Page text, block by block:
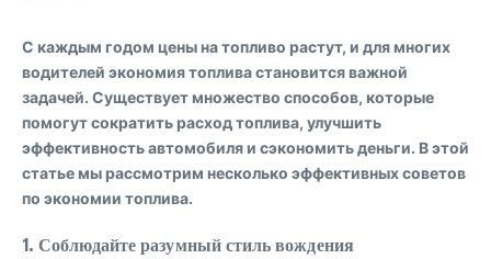
С каждым годом цены на топливо растут, и для многих
водителей экономия топлива становится важной
задачей. Существует множество способов, которые
помогут сократить расход топлива, улучшить
эффективность автомобиля и сэкономить деньги. В этой
статье мы рассмотрим несколько эффективных советов
по экономии топлива.
1. Соблюдайте разумный стиль вождения